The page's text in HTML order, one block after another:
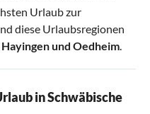
Urlaub zur
diese Urlaubsregionen
Hayingenund Oedheim.
in Schwäbische